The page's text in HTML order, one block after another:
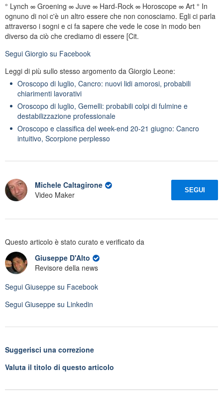
° Lynch ∞ Groening ∞ Juve ∞ Hard-Rock ∞ Horoscope ∞ Art ° In
ognuno di noi c'è un altro essere che non conosciamo. Egli ci parla
attraverso i sogni e ci fa sapere che vede le cose in modo ben
diverso da ciò che crediamo di essere [Cit.
Segui Giorgio su Facebook
Leggi di più sullo stesso argomento da Giorgio Leone:
Oroscopo di luglio, Cancro: nuovi lidi amorosi, probabili
chiarimenti lavorativi
Oroscopo di luglio, Gemelli: probabili colpi di fulmine e
destabilizzazione professionale
Oroscopo e classifica del week-end 20-21 giugno: Cancro
intuitivo, Scorpione perplesso
Michele Caltagirone
Video Maker
SEGUI
Questo articolo è stato curato e verificato da
Giuseppe D'Alto
Revisore della news
Segui Giuseppe su Facebook
Segui Giuseppe su Linkedin
Suggerisci una correzione
Valuta il titolo di questo articolo